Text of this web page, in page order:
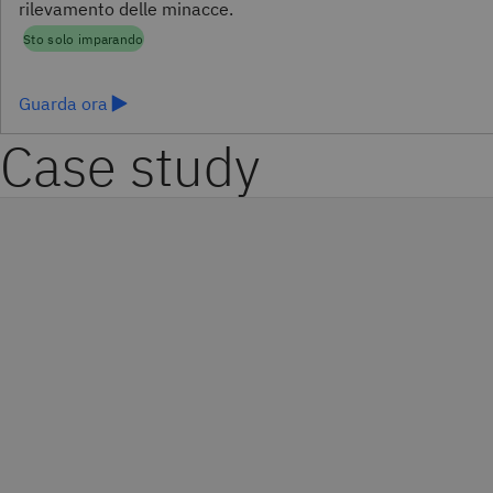
NDR
rilevamento delle minacce.
Sto solo imparando
Guarda ora
Case study